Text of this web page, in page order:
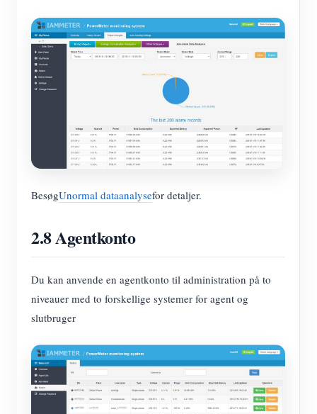
BesøgUnormal dataanalysefor detaljer.
2.8 Agentkonto
Du kan anvende en agentkonto til administration på to
niveauer med to forskellige systemer for agent og
slutbruger